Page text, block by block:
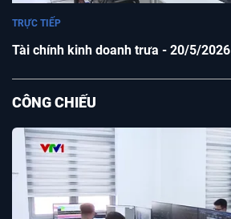
Tài chính kinh doanh trưa - 20/5/2026
TRỰC TIẾP
CÔNG CHIẾU